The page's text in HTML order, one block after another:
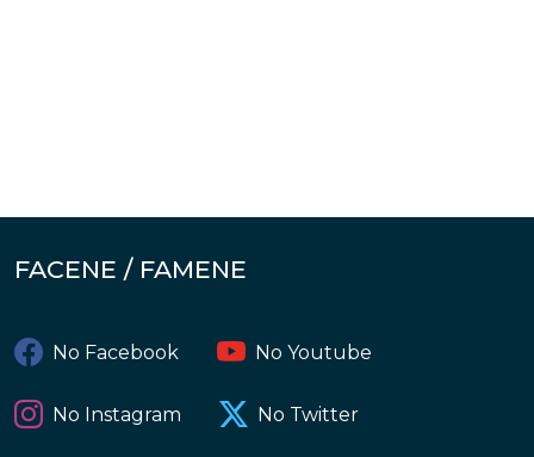
FACENE / FAMENE
No Facebook No Youtube
No Instagram No Twitter